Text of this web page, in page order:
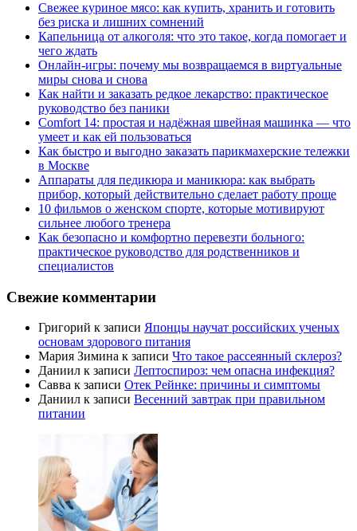
Свежее куриное мясо: как купить, хранить и готовить
без риска и лишних сомнений
Капельница от алкоголя: что это такое, когда помогает и
чего ждать
Онлайн-игры: почему мы возвращаемся в виртуальные
миры снова и снова
Как найти и заказать редкое лекарство: практическое
руководство без паники
Comfort 14: простая и надёжная швейная машинка — что
умеет и как ей пользоваться
Как быстро и выгодно заказать парикмахерские тележки
в Москве
Аппараты для педикюра и маникюра: как выбрать
прибор, который действительно сделает работу проще
10 фильмов о женском спорте, которые мотивируют
сильнее любого тренера
Как безопасно и комфортно перевезти больного:
практическое руководство для родственников и
специалистов
Свежие комментарии
Григорий к записи Японцы научат российских ученых
основам здорового питания
Мария Зимина к записи Что такое рассеянный склероз?
Даниил к записи Лептоспироз: чем опасна инфекция?
Савва к записи Отек Рейнке: причины и симптомы
Даниил к записи Весенний завтрак при правильном
питании